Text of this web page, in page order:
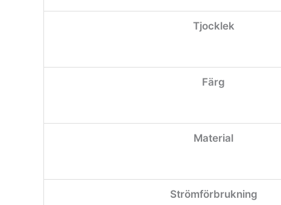
Tjocklek
Färg
Material
Strömförbrukning